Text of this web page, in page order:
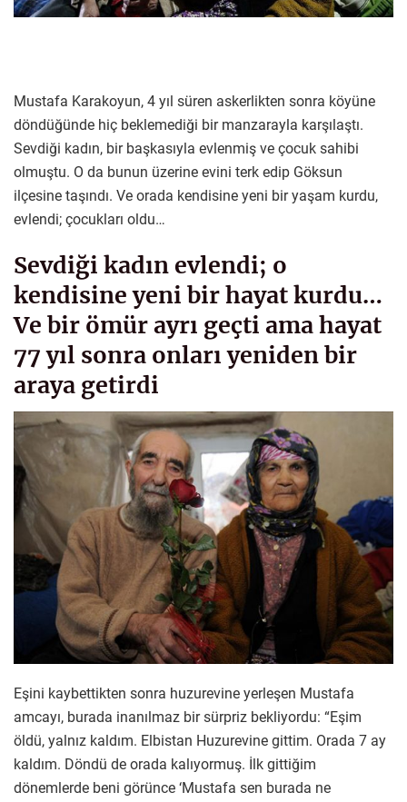
Mustafa Karakoyun, 4 yıl süren askerlikten sonra köyüne
döndüğünde hiç beklemediği bir manzarayla karşılaştı.
Sevdiği kadın, bir başkasıyla evlenmiş ve çocuk sahibi
olmuştu. O da bunun üzerine evini terk edip Göksun
ilçesine taşındı. Ve orada kendisine yeni bir yaşam kurdu,
evlendi; çocukları oldu…
Sevdiği kadın evlendi; o
kendisine yeni bir hayat kurdu…
Ve bir ömür ayrı geçti ama hayat
77 yıl sonra onları yeniden bir
araya getirdi
Eşini kaybettikten sonra huzurevine yerleşen Mustafa
amcayı, burada inanılmaz bir sürpriz bekliyordu: “Eşim
öldü, yalnız kaldım. Elbistan Huzurevine gittim. Orada 7 ay
kaldım. Döndü de orada kalıyormuş. İlk gittiğim
dönemlerde beni görünce ‘Mustafa sen burada ne